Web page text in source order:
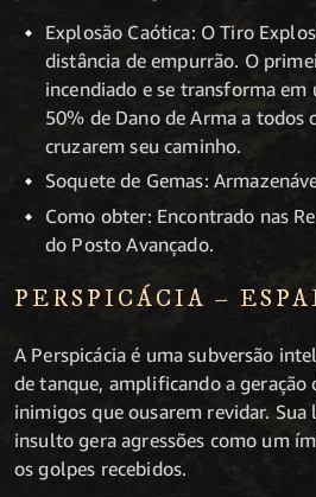
Explosão Caótica: O Tiro
distância de empurrão. O
incendiado e se transforma
50% de Dano de Arma a todos
cruzarem seu caminho.
Soquete de Gemas:
Como obter: Encontrado nas
do Posto Avançado.
PERSPICÁCIA –
A Perspicácia é uma subversão
de tanque, amplificando a geração
inimigos que ousarem revidar.
insulto gera agressões como um
os golpes recebidos.